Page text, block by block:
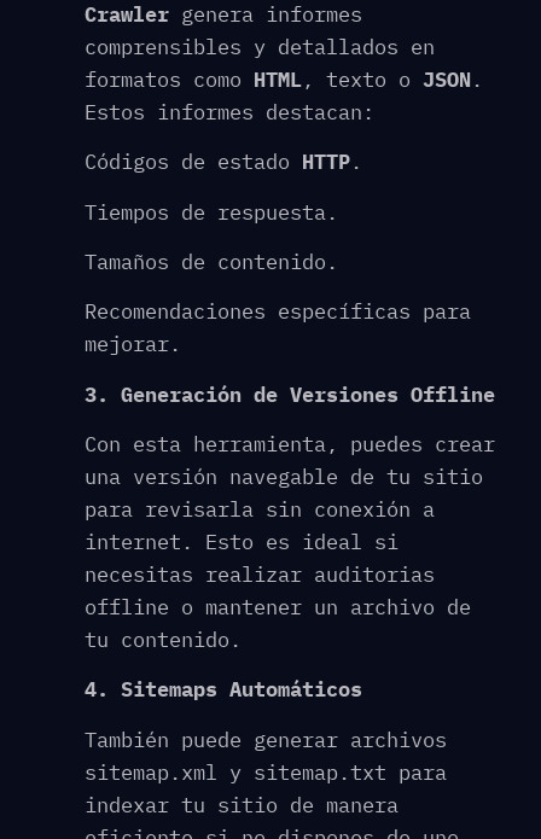
Crawler genera informes
comprensibles y detallados en
formatos como HTML, texto o JSON.
Estos informes destacan:
Códigos de estado HTTP.
Tiempos de respuesta.
Tamaños de contenido.
Recomendaciones específicas para
mejorar.
3. Generación de Versiones Offline
Con esta herramienta, puedes crear
una versión navegable de tu sitio
para revisarla sin conexión a
internet. Esto es ideal si
necesitas realizar auditorias
offline o mantener un archivo de
tu contenido.
4. Sitemaps Automáticos
También puede generar archivos
sitemap.xml y sitemap.txt para
indexar tu sitio de manera